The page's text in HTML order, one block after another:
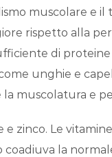
muscolare e il
rispetto alla
di proteine
unghie e
muscolatura e
e zinco. Le
la